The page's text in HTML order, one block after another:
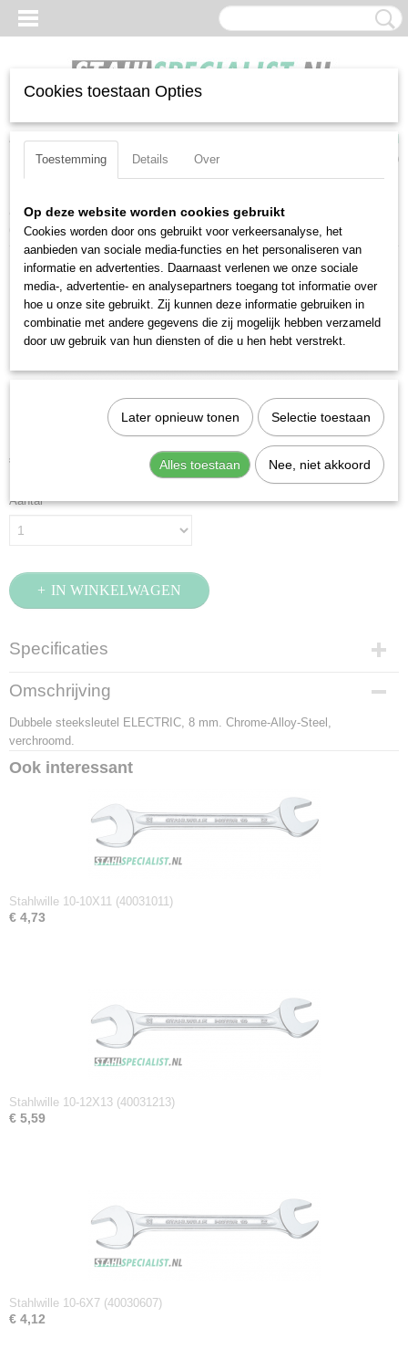
Inloggen Registreren
(0)
Home >Sleutels>Dubbele steeksleutels>Stahlwille 12-8
(40060808)
Stahlwille 12-8 (40060808)
€ 8,23 (exclusief btw 21%)
Aantal
IN WINKELWAGEN
Specificaties
Productcode
40060808
EAN code
4018754018598
Productcode leverancier
Afmetingen (l,b,h)
9,60 x 1,70 x 0,30 cm
Omschrijving
Dubbele steeksleutel ELECTRIC, 8 mm. Chrome-Alloy-Steel,
verchroomd.
Ook interessant
Stahlwille 10-10X11 (40031011)
€ 4,73
Stahlwille 10-12X13 (40031213)
€ 5,59
Stahlwille 10-6X7 (40030607)
€ 4,12
Cookies toestaan Opties
Toestemming Details Over
Op deze website worden cookies gebruikt
Cookies worden door ons gebruikt voor verkeersanalyse, het
aanbieden van sociale media-functies en het personaliseren van
informatie en advertenties. Daarnaast verlenen we onze sociale
media-, advertentie- en analysepartners toegang tot informatie over
hoe u onze site gebruikt. Zij kunnen deze informatie gebruiken in
combinatie met andere gegevens die zij mogelijk hebben verzameld
door uw gebruik van hun diensten of die u hen hebt verstrekt.
Later opnieuw tonen Selectie toestaan
Alles toestaan Nee, niet akkoord